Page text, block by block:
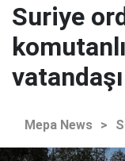
Suriye
Mepa News >